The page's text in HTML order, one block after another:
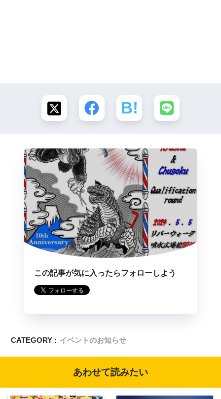
この記事が気に入ったらフォローしよう
CATEGORY : イベントのお知らせ
あわせて読みたい